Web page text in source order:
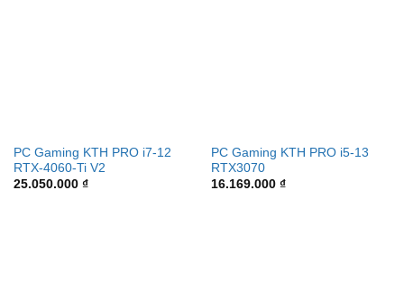
PC Gaming KTH PRO i7-12
RTX-4060-Ti V2
25.050.000 ₫
PC Gaming KTH PRO i5-13
RTX3070
16.169.000 ₫